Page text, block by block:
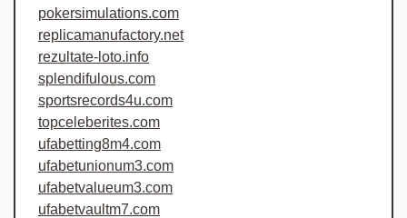
pokersimulations.com
replicamanufactory.net
rezultate-loto.info
splendifulous.com
sportsrecords4u.com
topceleberites.com
ufabetting8m4.com
ufabetunionum3.com
ufabetvalueum3.com
ufabetvaultm7.com